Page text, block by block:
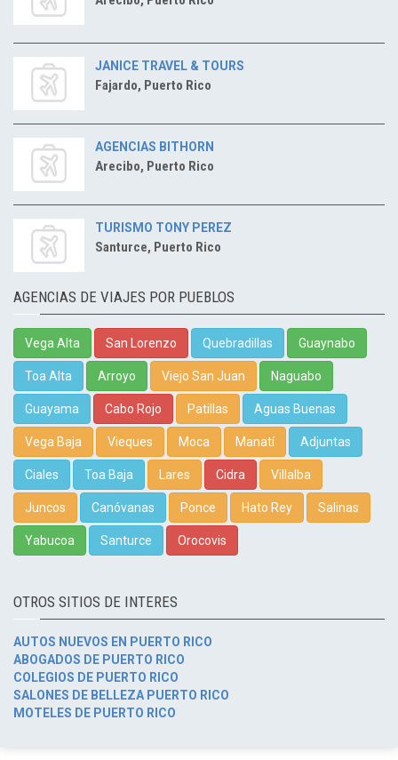
JANICE TRAVEL & TOURS
Fajardo, Puerto Rico
AGENCIAS BITHORN
Arecibo, Puerto Rico
TURISMO TONY PEREZ
Santurce, Puerto Rico
AGENCIAS DE VIAJES POR PUEBLOS
Vega Alta San Lorenzo Quebradillas Guaynabo
Toa Alta Arroyo Viejo San Juan Naguabo
Guayama Cabo Rojo Patillas Aguas Buenas
Vega Baja Vieques Moca Manatí Adjuntas
Ciales Toa Baja Lares Cidra Villalba
Juncos Canóvanas Ponce Hato Rey Salinas
Yabucoa Santurce Orocovis
OTROS SITIOS DE INTERES
AUTOS NUEVOS EN PUERTO RICO
ABOGADOS DE PUERTO RICO
COLEGIOS DE PUERTO RICO
SALONES DE BELLEZA PUERTO RICO
MOTELES DE PUERTO RICO